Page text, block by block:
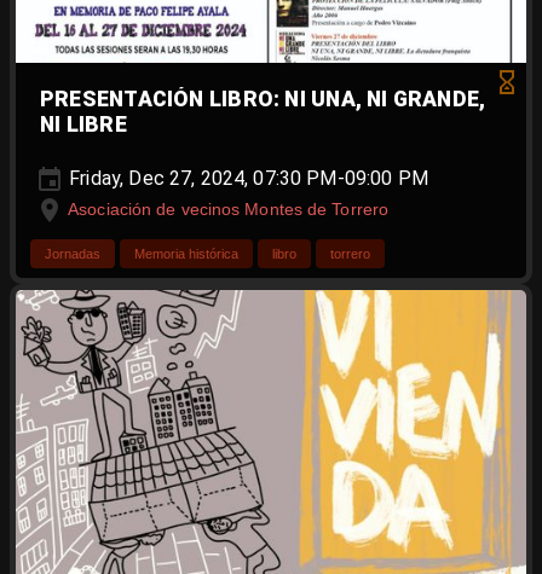
PRESENTACIÓN LIBRO: NI UNA, NI GRANDE,
NI LIBRE
Friday, Dec 27, 2024, 07:30 PM-09:00 PM
Asociación de vecinos Montes de Torrero
Jornadas Memoria histórica libro torrero